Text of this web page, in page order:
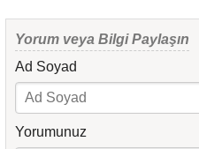
Yorum veya Bilgi Paylaşın
Ad Soyad
Yorumunuz